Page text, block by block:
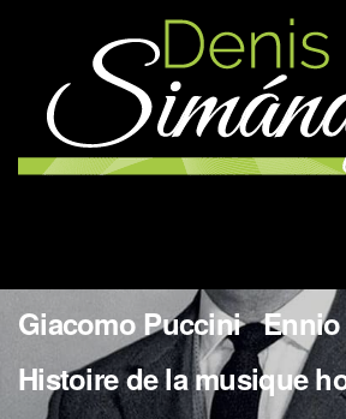
More Works
Wladyslaw Szpilman
Giacomo Puccini
Histoire de la musique